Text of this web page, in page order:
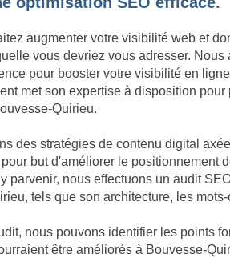
augmenter votre visibilité web et
vous devriez vous adresser.
pour booster votre visibilité en
met son expertise à disposition
Quirieu.
des stratégies de contenu digital
but d'améliorer le positionnement
parvenir, nous effectuons un audit
tels que son architecture, les
nous pouvons identifier les points
être améliorés à Bouvesse-